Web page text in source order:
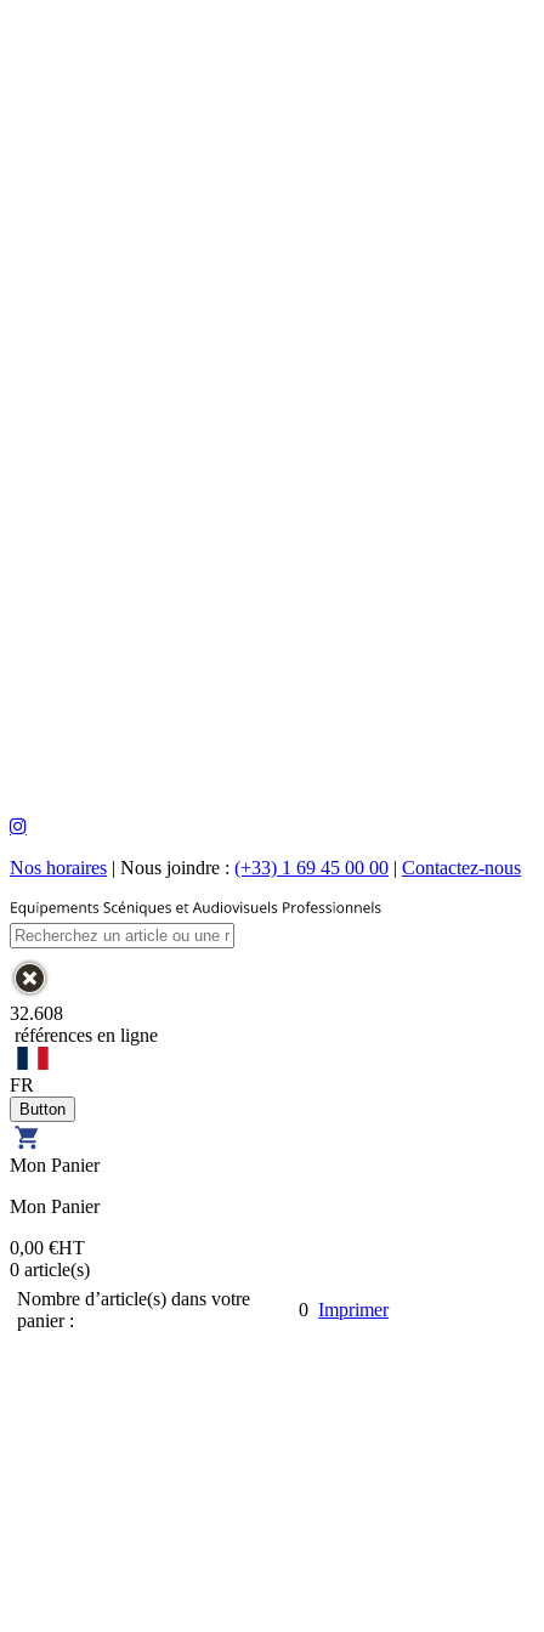
Nos horaires | Nous joindre : (+33) 1 69 45 00 00 | Contactez-nous
32.608
références en ligne
FR
Mon Panier
Mon Panier
0,00 €HT
0 article(s)
Nombre d’article(s) dans votre
panier :
0 Imprimer